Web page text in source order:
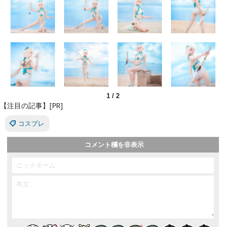
1 / 2
【注目の記事】[PR]
コスプレ
コメント欄を非表示